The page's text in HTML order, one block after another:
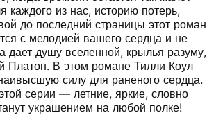
каждого из нас, историю потерь,
до последний страницы этот роман
с мелодией вашего сердца и не
душу вселенной, крылья разуму,
Платон. В этом романе Тилли Коул
силу для раненого сердца.
серии — летние, яркие, словно
украшением на любой полке!